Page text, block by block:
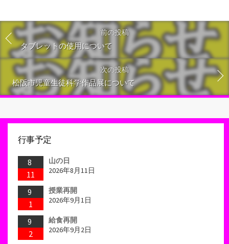
前の投稿
タブレットの使用について
次の投稿
松阪市児童生徒科学作品展について
行事予定
8
11
山の日
2026年8月11日
9
1
授業再開
2026年9月1日
9
2
給食再開
2026年9月2日